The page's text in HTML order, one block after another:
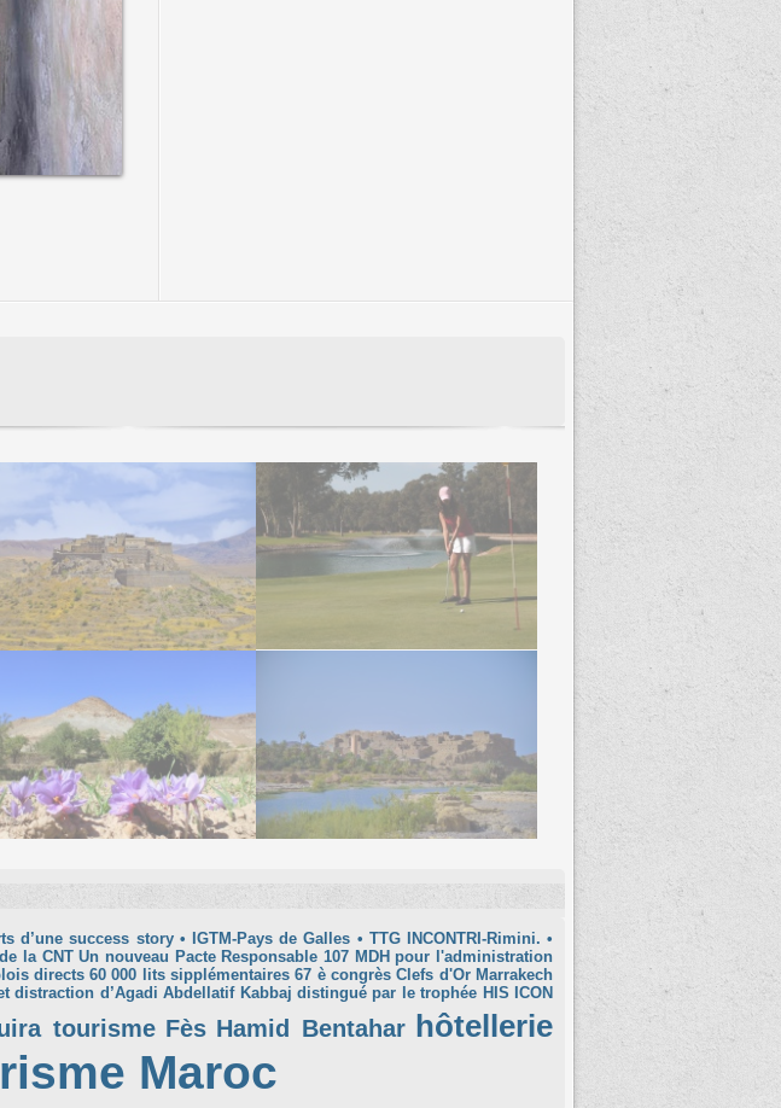
d’une success story • IGTM-Pays de Galles • TTG INCONTRI-Rimini. •
la CNT Un nouveau Pacte Responsable 107 MDH pour l'administration
directs 60 000 lits sipplémentaires 67 è congrès Clefs d'Or Marrakech
distraction d’Agadi Abdellatif Kabbaj distingué par le trophée HIS ICON
tourisme Fès Hamid Bentahar hôtellerie
Maroc